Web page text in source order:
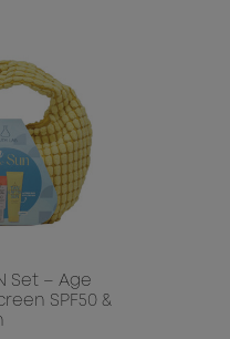
Set – Age
SPF50 &